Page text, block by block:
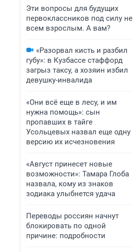
Эти вопросы для будущих
первоклассников под силу не
всем взрослым. А вам?
«Разорвал кисть и разбил
губу»: в Кузбассе стаффорд
загрыз таксу, а хозяин избил
девушку-инвалида
«Они всё еще в лесу, и им
нужна помощь»: сын
пропавших в тайге
Усольцевых назвал еще одну
версию их исчезновения
«Август принесет новые
возможности»: Тамара Глоба
назвала, кому из знаков
зодиака улыбнется удача
Переводы россиян начнут
блокировать по одной
причине: подробности